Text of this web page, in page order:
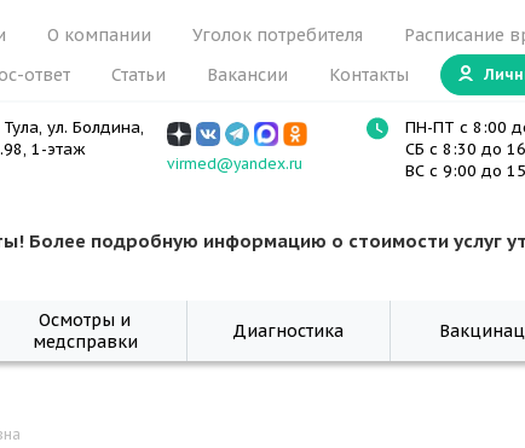
О компании Уголок потребителя
Расписание
ответ
Статьи Вакансии Контакты
Тула, ул. Болдина,
1-этаж
virmed@yandex.ru
ПН-ПТ с 8:00
СБ с 8:30 до
ВС с 9:00 до
Более подробную информацию о стоимости услуг
Осмотры и
медсправки
Диагностика